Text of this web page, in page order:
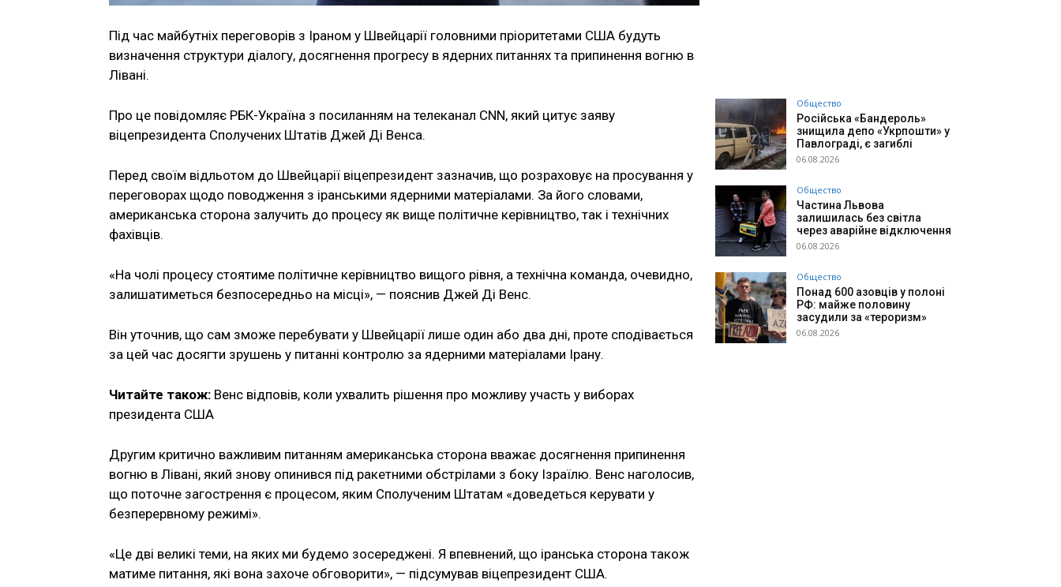
Під час майбутніх переговорів з Іраном у Швейцарії головними пріоритетами США будуть
визначення структури діалогу, досягнення прогресу в ядерних питаннях та припинення вогню в
Лівані.
Про це повідомляє РБК-Україна з посиланням на телеканал CNN, який цитує заяву
віцепрезидента Сполучених Штатів Джей Ді Венса.
Перед своїм відльотом до Швейцарії віцепрезидент зазначив, що розраховує на просування у
переговорах щодо поводження з іранськими ядерними матеріалами. За його словами,
американська сторона залучить до процесу як вище політичне керівництво, так і технічних
фахівців.
«На чолі процесу стоятиме політичне керівництво вищого рівня, а технічна команда, очевидно,
залишатиметься безпосередньо на місці», — пояснив Джей Ді Венс.
Він уточнив, що сам зможе перебувати у Швейцарії лише один або два дні, проте сподівається
за цей час досягти зрушень у питанні контролю за ядерними матеріалами Ірану.
Читайте також: Венс відповів, коли ухвалить рішення про можливу участь у виборах
президента США
Другим критично важливим питанням американська сторона вважає досягнення припинення
вогню в Лівані, який знову опинився під ракетними обстрілами з боку Ізраїлю. Венс наголосив,
що поточне загострення є процесом, яким Сполученим Штатам «доведеться керувати у
безперервному режимі».
«Це дві великі теми, на яких ми будемо зосереджені. Я впевнений, що іранська сторона також
матиме питання, які вона захоче обговорити», — підсумував віцепрезидент США.
Общество
Російська «Бандероль»
знищила депо «Укрпошти» у
Павлограді, є загиблі
06.08.2026
Общество
Частина Львова
залишилась без світла
через аварійне відключення
06.08.2026
Общество
Понад 600 азовців у полоні
РФ: майже половину
засудили за «тероризм»
06.08.2026